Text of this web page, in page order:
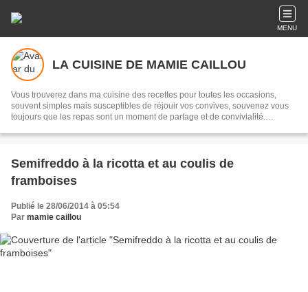
MENU
LA CUISINE DE MAMIE CAILLOU
Vous trouverez dans ma cuisine des recettes pour toutes les occasions,
souvent simples mais susceptibles de réjouir vos convives, souvenez vous
toujours que les repas sont un moment de partage et de convivialité.
Semifreddo à la ricotta et au coulis de
framboises
Publié le 28/06/2014 à 05:54
Par mamie caillou